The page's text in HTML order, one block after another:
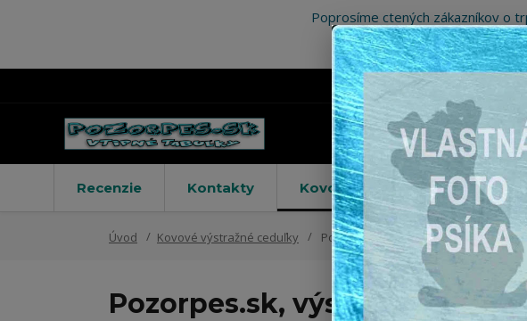
Poprosíme ctených zákazníkov o
Preto sme Vám
!!! ZĽAVA 5€ na
Recenzie Kontakty Kovové výstražné ceduľky
Úvod Kovové výstražné ceduľky Pozorpes.sk, výstražná tabuľka
Pozorpes.sk, výstražná